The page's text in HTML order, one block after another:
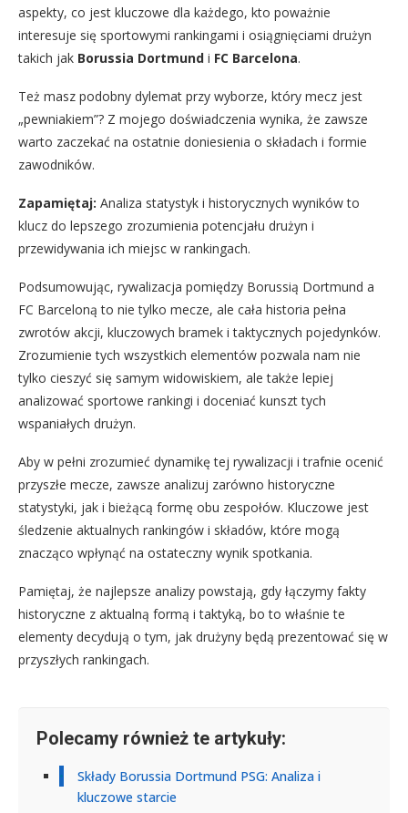
aspekty, co jest kluczowe dla każdego, kto poważnie
interesuje się sportowymi rankingami i osiągnięciami drużyn
takich jak Borussia Dortmund i FC Barcelona.
Też masz podobny dylemat przy wyborze, który mecz jest
„pewniakiem”? Z mojego doświadczenia wynika, że zawsze
warto zaczekać na ostatnie doniesienia o składach i formie
zawodników.
Zapamiętaj: Analiza statystyk i historycznych wyników to
klucz do lepszego zrozumienia potencjału drużyn i
przewidywania ich miejsc w rankingach.
Podsumowując, rywalizacja pomiędzy Borussią Dortmund a
FC Barceloną to nie tylko mecze, ale cała historia pełna
zwrotów akcji, kluczowych bramek i taktycznych pojedynków.
Zrozumienie tych wszystkich elementów pozwala nam nie
tylko cieszyć się samym widowiskiem, ale także lepiej
analizować sportowe rankingi i doceniać kunszt tych
wspaniałych drużyn.
Aby w pełni zrozumieć dynamikę tej rywalizacji i trafnie ocenić
przyszłe mecze, zawsze analizuj zarówno historyczne
statystyki, jak i bieżącą formę obu zespołów. Kluczowe jest
śledzenie aktualnych rankingów i składów, które mogą
znacząco wpłynąć na ostateczny wynik spotkania.
Pamiętaj, że najlepsze analizy powstają, gdy łączymy fakty
historyczne z aktualną formą i taktyką, bo to właśnie te
elementy decydują o tym, jak drużyny będą prezentować się w
przyszłych rankingach.
Polecamy również te artykuły:
Składy Borussia Dortmund PSG: Analiza i
kluczowe starcie